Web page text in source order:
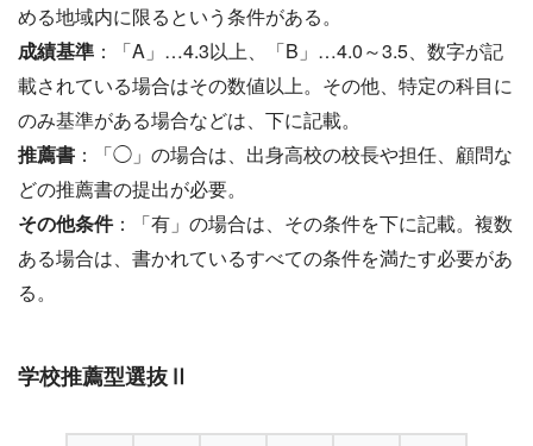
める地域内に限るという条件がある。
成績基準 ：「A」…4.3以上、「B」…4.0～3.5、数字が記
載されている場合はその数値以上。その他、特定の科目に
のみ基準がある場合などは、下に記載。
推薦書 ：「◯」の場合は、出身高校の校長や担任、顧問な
どの推薦書の提出が必要。
その他条件：「有」の場合は、その条件を下に記載。複数
ある場合は、書かれているすべての条件を満たす必要があ
る。
学校推薦型選抜Ⅱ